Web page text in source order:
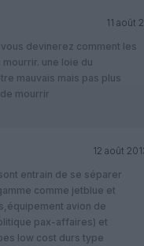
11 août
devinerez comment les
une loie du
mauvais mais pas plus
mourrir
12 août
entrain de se séparer
comme jetblue et
avion de
pax-affaires) et
low cost durs type